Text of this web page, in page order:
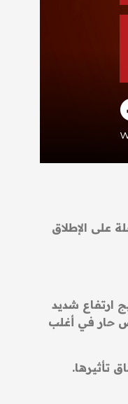
على الإطلاق
ارتفاع شديد
حار في أغلب
تأثيرها.